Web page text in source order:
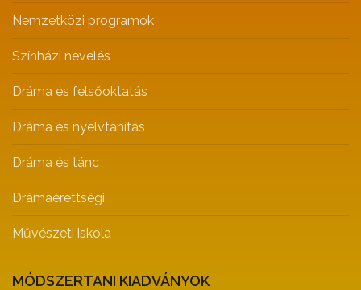
Nemzetközi programok
Színházi nevelés
Dráma és felsőoktatás
Dráma és nyelvtanítás
Dráma és tánc
Drámaérettségi
Művészeti iskola
MÓDSZERTANI KIADVÁNYOK